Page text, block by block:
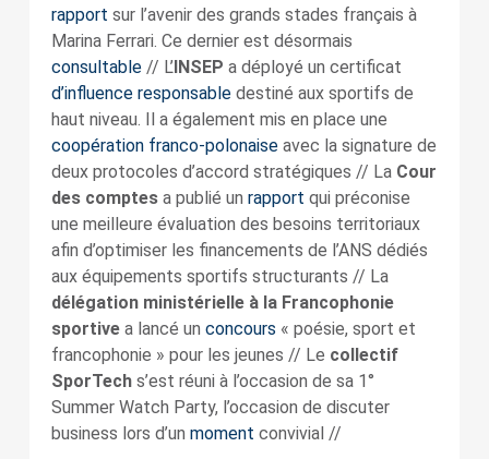
rapport sur l’avenir des grands stades français à
Marina Ferrari. Ce dernier est désormais
consultable// L’INSEP a déployé un certificat
d’influence responsabledestiné aux sportifs de
haut niveau. Il a également mis en place une
coopération franco-polonaiseavec la signature de
deux protocoles d’accord stratégiques // La Cour
des comptesa publié un rapport qui préconise
une meilleure évaluation des besoins territoriaux
afin d’optimiser les financements de l’ANS dédiés
aux équipements sportifs structurants // La
délégation ministérielle à la Francophonie
sportivea lancé un concours « poésie, sport et
francophonie » pour les jeunes // Le collectif
SporTechs’est réuni à l’occasion de sa 1°
Summer Watch Party, l’occasion de discuter
business lors d’un moment convivial //